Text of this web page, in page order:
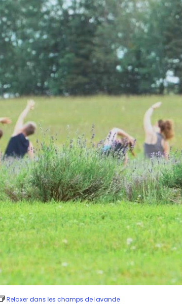
Relaxer dans les champs de lavande